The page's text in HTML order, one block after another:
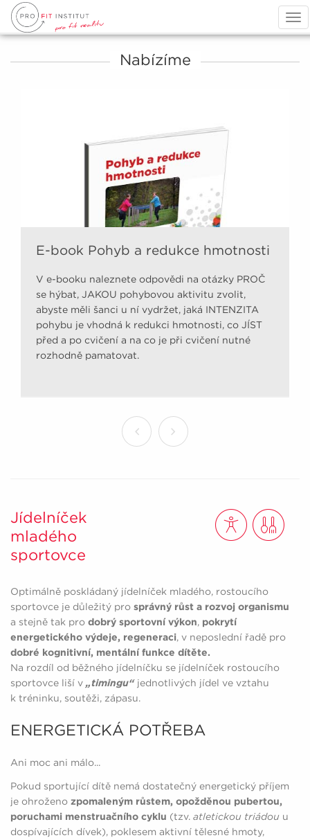
Nabízíme
E-book Pohyb a redukce hmotnosti
V e-booku naleznete odpovědi na otázky PROČ
se hýbat, JAKOU pohybovou aktivitu zvolit,
abyste měli šanci u ní vydržet, jaká INTENZITA
pohybu je vhodná k redukci hmotnosti, co JÍST
před a po cvičení a na co je při cvičení nutné
rozhodně pamatovat.
Jídelníček
mladého
sportovce
Optimálně poskládaný jídelníček mladého, rostoucího
sportovce je důležitý pro správný růst a rozvoj organismu
a stejně tak pro dobrý sportovní výkon, pokrytí
energetického výdeje, regeneraci, v neposlední řadě pro
dobré kognitivní, mentální funkce dítěte.
Na rozdíl od běžného jídelníčku se jídelníček rostoucího
sportovce liší v „timingu“jednotlivých jídel ve vztahu
k tréninku, soutěži, zápasu.
ENERGETICKÁ POTŘEBA
Ani moc ani málo...
Pokud sportující dítě nemá dostatečný energetický příjem
je ohroženo zpomaleným růstem, opožděnou pubertou,
poruchami menstruačního cyklu (tzv. atletickou triádou u
dospívajících dívek), poklesem aktivní tělesné hmoty,